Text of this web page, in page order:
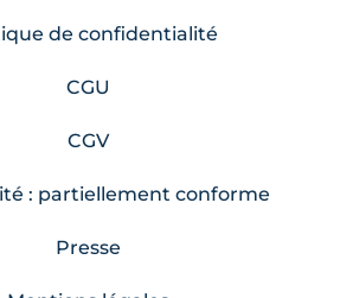
de confidentialité
CGU
CGV
: partiellement conforme
Presse